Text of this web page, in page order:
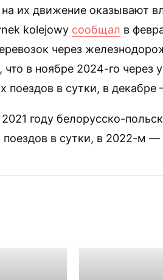
их движение оказывают
kolejowy сообщал в
через
в ноябре 2024-го через
поездов в сутки, в
году белорусско-
поездов в сутки, в 2022-м —